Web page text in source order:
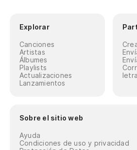
Explorar
Canciones
Artistas
Álbumes
Playlists
Actualizaciones
Lanzamientos
Sobre el sitio web
Ayuda
Condiciones de uso y privacidad